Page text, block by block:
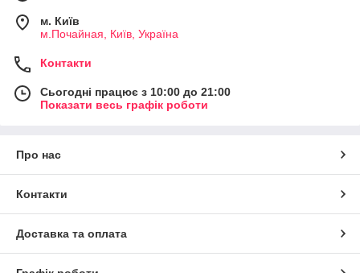
м. Київ
м.Почайная, Київ, Україна
Контакти
Сьогодні працює з 10:00 до 21:00
Показати весь графік роботи
Про нас
Контакти
Доставка та оплата